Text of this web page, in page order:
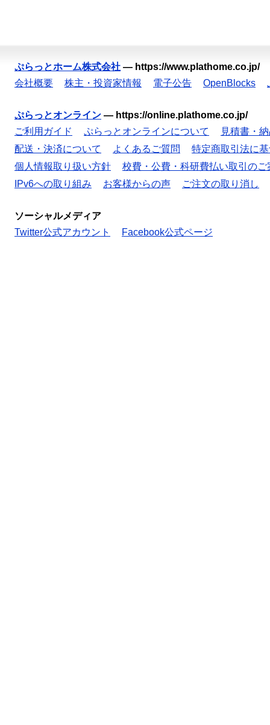
ぷらっとホーム株式会社 — https://www.plathome.co.jp/
会社概要
株主・投資家情報 電子公告 OpenBlocks
ぷらっとオンライン — https://online.plathome.co.jp/
ご利用ガイド
ぷらっとオンラインについて
見積書・
配送・決済について
よくあるご質問
特定商取引法に
個人情報取り扱い方針
校費・公費・科研費払い取引のご
IPv6への取り組み
お客様からの声 ご注文の取り消し
ソーシャルメディア
Twitter公式アカウント
Facebook公式ページ